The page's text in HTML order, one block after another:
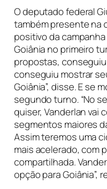
O deputado federal
também presente na
positivo da
Goiânia no primeiro
propostas,
conseguiu mostrar
Goiânia”, disse. E se
segundo turno. “No
quiser, Vanderlan vai
segmentos maiores
Assim teremos uma
mais acelerado, com
compartilhada.
opção para Goiânia”,